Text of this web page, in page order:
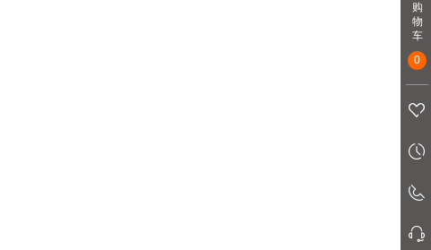
购
物
车
0